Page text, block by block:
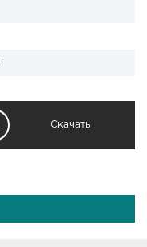
Скачать